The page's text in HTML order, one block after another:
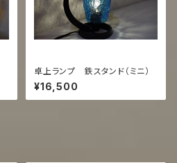
卓上ランプ 鉄スタンド（ミニ）
¥16,500